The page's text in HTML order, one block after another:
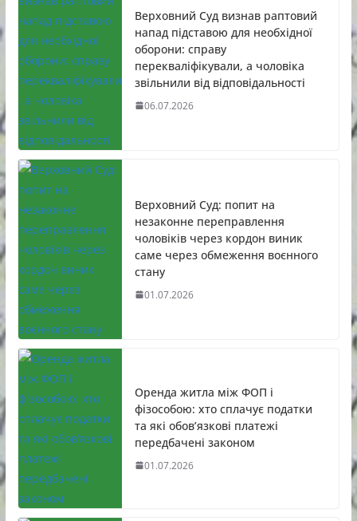
Верховний Суд визнав раптовий
напад підставою для необхідної
оборони: справу
перекваліфікували, а чоловіка
звільнили від відповідальності
06.07.2026
Верховний Суд: попит на
незаконне переправлення
чоловіків через кордон виник
саме через обмеження воєнного
стану
01.07.2026
Оренда житла між ФОП і
фізособою: хто сплачує податки
та які обов’язкові платежі
передбачені законом
01.07.2026